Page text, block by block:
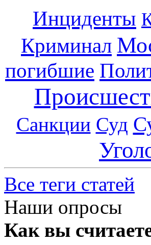
Инциденты
Криминал
погибшие
Санкции Суд
Все теги статей
Наши опросы
Как вы